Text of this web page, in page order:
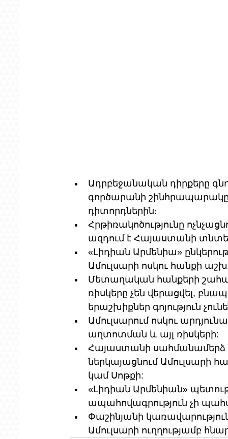
Ադրբեջանական դիրքերը
գործարանի
դիտորդներին։
Հրթիռակոծությունը
ազդում է Հայաստանի
«Լիդիան Արմենիա»
Ամուլսարի ոսկու հանքի
Մետաղական հանքերի
ռիսկերը չեն վերացվել,
երաշխիքներ գոյություն
Ամուլսարում ոսկու
աղտոտման և այլ ռիսկերի:
Հայաստանի սահմանամերձ
ներկայացնում Ամուլսարի
կամ Սոթքի:
«Լիդիան Արմենիան»
ապահովագրություն չի
Փաշինյանի
Ամուլսարի ուղղությամբ